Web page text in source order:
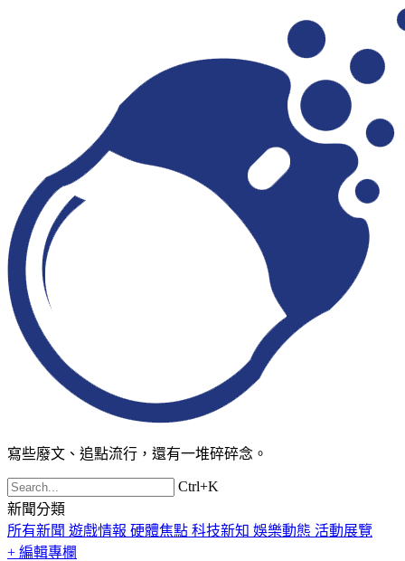
寫些廢文、追點流行，還有一堆碎碎念。
Ctrl+K
新聞分類
所有新聞 遊戲情報 硬體焦點 科技新知 娛樂動態 活動展覽
+ 編輯專欄